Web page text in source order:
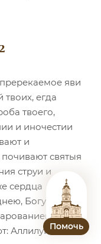
яви
егда
твоего,
и иночестии
и
святыя
струи и
сердца
Богу же,
чудес
Аллилуиа.Помочь